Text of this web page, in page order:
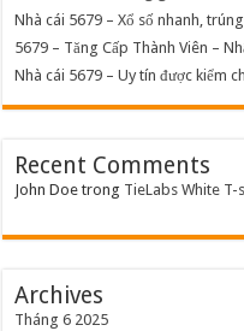
Nhà cái 5679 – Xổ số nhanh,
5679 – Tăng Cấp Thành Viên –
Nhà cái 5679 – Uy tín được kiểm
Recent Comments
John Doe trong TieLabs White T-
Archives
Tháng 6 2025